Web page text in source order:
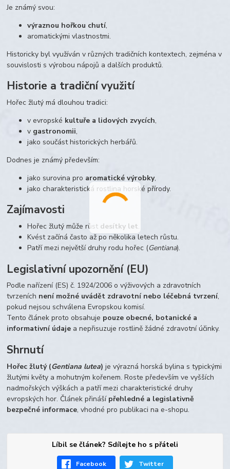
Je známý svou:
výraznou hořkou chutí,
aromatickými vlastnostmi.
Historicky byl využíván v různých tradičních kontextech, zejména v
souvislosti s výrobou nápojů a dalších produktů.
Historie a tradiční využití
Hořec žlutý má dlouhou tradici:
v evropské kultuře a lidových zvycích,
v gastronomii,
jako součást historických herbářů.
Dodnes je známý především:
jako surovina pro aromatické výrobky,
jako charakteristická rostlina horské přírody.
Zajímavosti
Hořec žlutý může růst desítky let.
Kvést začíná často až po několika letech růstu.
Patří mezi největší druhy rodu hořec (Gentiana).
Legislativní upozornění (EU)
Podle nařízení (ES) č. 1924/2006 o výživových a zdravotních
tvrzeních není možné uvádět zdravotní nebo léčebná tvrzení,
pokud nejsou schválena Evropskou komisí.
Tento článek proto obsahuje pouze obecné, botanické a
informativní údaje a nepřisuzuje rostlině žádné zdravotní účinky.
Shrnutí
Hořec žlutý (Gentiana lutea) je výrazná horská bylina s typickými
žlutými květy a mohutným kořenem. Roste především ve vyšších
nadmořských výškách a patří mezi charakteristické druhy
evropských hor. Článek přináší přehledné a legislativně
bezpečné informace, vhodné pro publikaci na e-shopu.
Líbil se článek? Sdílejte ho s přáteli
Facebook Twitter